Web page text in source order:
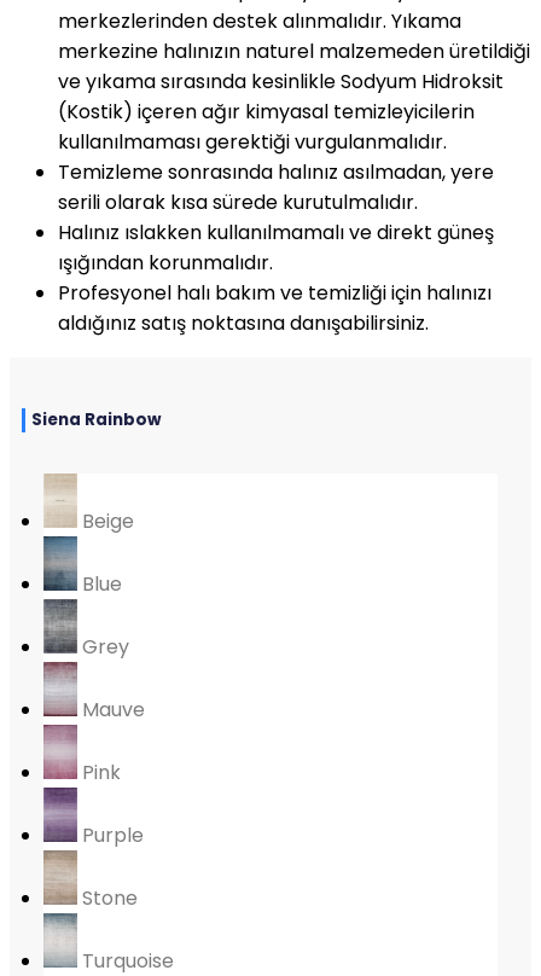
merkezlerinden destek alınmalıdır. Yıkama
merkezine halınızın naturel malzemeden üretildiği
ve yıkama sırasında kesinlikle Sodyum Hidroksit
(Kostik) içeren ağır kimyasal temizleyicilerin
kullanılmaması gerektiği vurgulanmalıdır.
Temizleme sonrasında halınız asılmadan, yere
serili olarak kısa sürede kurutulmalıdır.
Halınız ıslakken kullanılmamalı ve direkt güneş
ışığından korunmalıdır.
Profesyonel halı bakım ve temizliği için halınızı
aldığınız satış noktasına danışabilirsiniz.
Siena Rainbow
Beige
Blue
Grey
Mauve
Pink
Purple
Stone
Turquoise